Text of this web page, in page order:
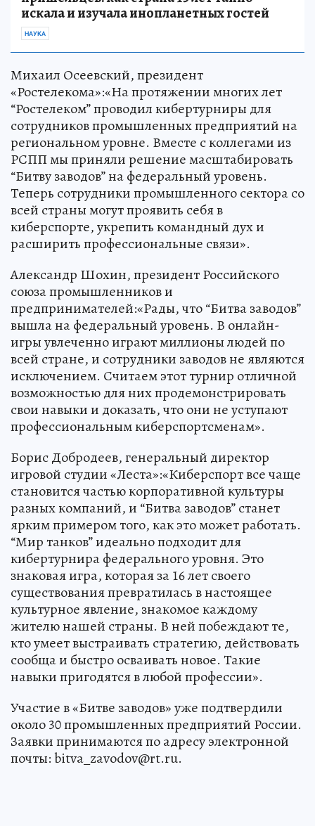
искала и изучала инопланетных гостей
НАУКА
Михаил Осеевский, президент
«Ростелекома»:«На протяжении многих лет
“Ростелеком” проводил кибертурниры для
сотрудников промышленных предприятий на
региональном уровне. Вместе с коллегами из
РСПП мы приняли решение масштабировать
“Битву заводов” на федеральный уровень.
Теперь сотрудники промышленного сектора со
всей страны могут проявить себя в
киберспорте, укрепить командный дух и
расширить профессиональные связи».
Александр Шохин, президент Российского
союза промышленников и
предпринимателей:«Рады, что “Битва заводов”
вышла на федеральный уровень. В онлайн-
игры увлеченно играют миллионы людей по
всей стране, и сотрудники заводов не являются
исключением. Считаем этот турнир отличной
возможностью для них продемонстрировать
свои навыки и доказать, что они не уступают
профессиональным киберспортсменам».
Борис Добродеев, генеральный директор
игровой студии «Леста»:«Киберспорт все чаще
становится частью корпоративной культуры
разных компаний, и “Битва заводов” станет
ярким примером того, как это может работать.
“Мир танков” идеально подходит для
кибертурнира федерального уровня. Это
знаковая игра, которая за 16 лет своего
существования превратилась в настоящее
культурное явление, знакомое каждому
жителю нашей страны. В ней побеждают те,
кто умеет выстраивать стратегию, действовать
сообща и быстро осваивать новое. Такие
навыки пригодятся в любой профессии».
Участие в «Битве заводов» уже подтвердили
около 30 промышленных предприятий России.
Заявки принимаются по адресу электронной
почты: bitva_zavodov@rt.ru.